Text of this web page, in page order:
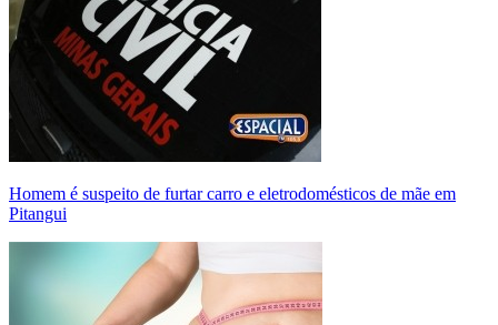
Homem é suspeito de furtar carro e eletrodomésticos de mãe em
Pitangui